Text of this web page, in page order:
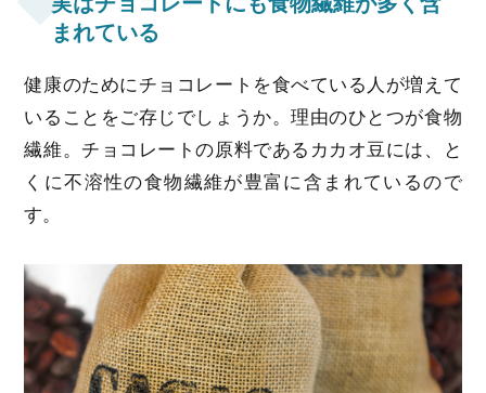
まれている
健康のためにチョコレートを食べている人が増えて
いることをご存じでしょうか。理由のひとつが食物
繊維。チョコレートの原料であるカカオ豆には、と
くに不溶性の食物繊維が豊富に含まれているので
す。